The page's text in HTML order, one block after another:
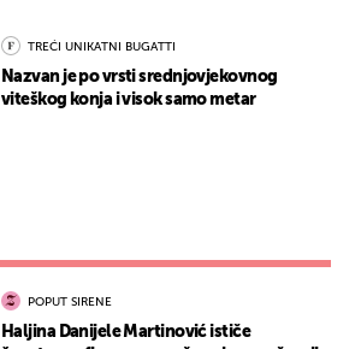
TREĆI UNIKATNI BUGATTI
Nazvan je po vrsti srednjovjekovnog
viteškog konja i visok samo metar
POPUT SIRENE
Haljina Danijele Martinović ističe